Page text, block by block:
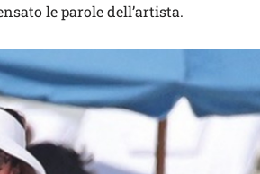
le parole dell’artista.